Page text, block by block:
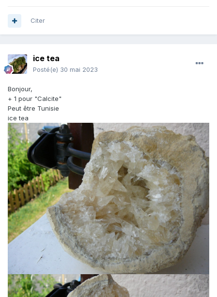
Citer
ice tea
Posté(e) 30 mai 2023
Bonjour,
+ 1 pour "Calcite"
Peut être Tunisie
ice tea